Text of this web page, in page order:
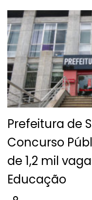
Prefeitura de
Concurso
de 1,2 mil
Educação